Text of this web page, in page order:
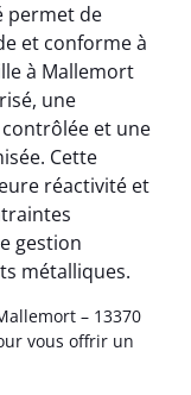
permet de
et conforme à
à Mallemort
une
et une
Cette
réactivité et
gestion
métalliques.
– 13370
vous offrir un